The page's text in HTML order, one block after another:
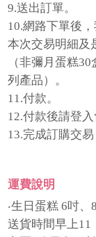
9.送出訂單。
10.網路下單後
本次交易明細及
（非彌月蛋糕
列產品）。
11.付款。
12.付款後請登
13.完成訂購交易
運費說明
‧生日蛋糕 6吋
送貨時間早上11